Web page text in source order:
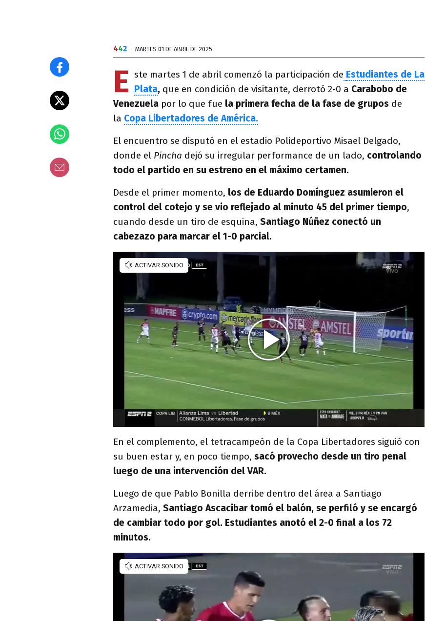
442 MARTES 01 DE ABRIL DE 2025
E ste martes 1 de abril comenzó la participación de Estudiantes de La
Plata, que en condición de visitante, derrotó 2-0 a Carabobo de
Venezuela por lo que fue la primera fecha de la fase de grupos de
la Copa Libertadores de América.
El encuentro se disputó en el estadio Polideportivo Misael Delgado,
donde el Pincha dejó su irregular performance de un lado, controlando
todo el partido en su estreno en el máximo certamen.
Desde el primer momento, los de Eduardo Domínguez asumieron el
control del cotejo y se vio reflejado al minuto 45 del primer tiempo,
cuando desde un tiro de esquina, Santiago Núñez conectó un
cabezazo para marcar el 1-0 parcial.
En el complemento, el tetracampeón de la Copa Libertadores siguió con
su buen estar y, en poco tiempo, sacó provecho desde un tiro penal
luego de una intervención del VAR.
Luego de que Pablo Bonilla derribe dentro del área a Santiago
Arzamedia, Santiago Ascacibar tomó el balón, se perfiló y se encargó
de cambiar todo por gol. Estudiantes anotó el 2-0 final a los 72
minutos.